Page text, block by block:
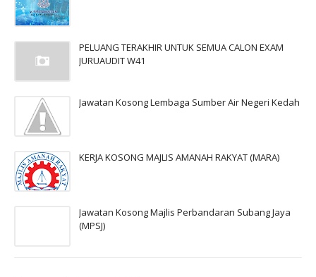
PELUANG TERAKHIR UNTUK SEMUA CALON EXAM
JURUAUDIT W41
Jawatan Kosong Lembaga Sumber Air Negeri Kedah
KERJA KOSONG MAJLIS AMANAH RAKYAT (MARA)
Jawatan Kosong Majlis Perbandaran Subang Jaya
(MPSJ)